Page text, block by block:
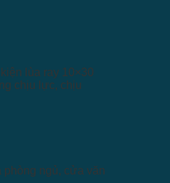
lùa ray 10×30
chịu lực, chịu
ngủ, cửa văn